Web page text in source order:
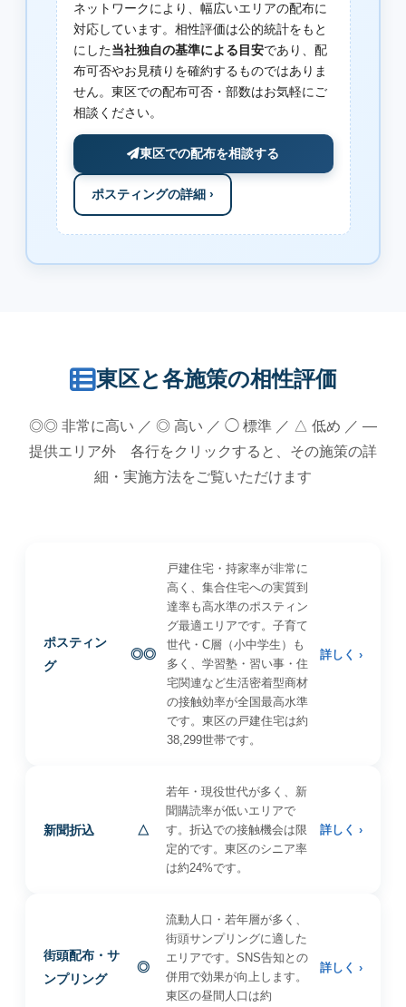
ネットワークにより、幅広いエリアの配布に
対応しています。相性評価は公的統計をもと
にした当社独自の基準による目安であり、配
布可否やお見積りを確約するものではありま
せん。東区での配布可否・部数はお気軽にご
相談ください。
東区での配布を相談する
ポスティングの詳細 ›
東区と各施策の相性評価
◎◎ 非常に高い ／ ◎ 高い ／ ◯ 標準 ／ △ 低め ／ —
提供エリア外 各行をクリックすると、その施策の詳
細・実施方法をご覧いただけます
ポスティン
グ
◎◎
戸建住宅・持家率が非常に
高く、集合住宅への実質到
達率も高水準のポスティン
グ最適エリアです。子育て
世代・C層（小中学生）も
多く、学習塾・習い事・住
宅関連など生活密着型商材
の接触効率が全国最高水準
です。東区の戸建住宅は約
38,299世帯です。
詳しく ›
新聞折込 △
若年・現役世代が多く、新
聞購読率が低いエリアで
す。折込での接触機会は限
定的です。東区のシニア率
は約24%です。
詳しく ›
街頭配布・サ
ンプリング
◎
流動人口・若年層が多く、
街頭サンプリングに適した
エリアです。SNS告知との
併用で効果が向上します。
東区の昼間人口は約
詳しく ›